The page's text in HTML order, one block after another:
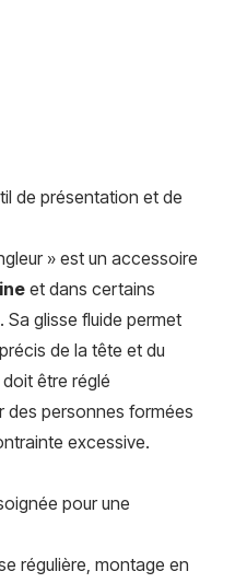
de présentation et de
» est un accessoire
et dans certains
glisse fluide permet
de la tête et du
être réglé
des personnes formées
excessive.
pour une
régulière, montage en